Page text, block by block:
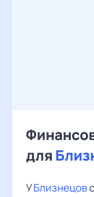
для
УБлизнецов